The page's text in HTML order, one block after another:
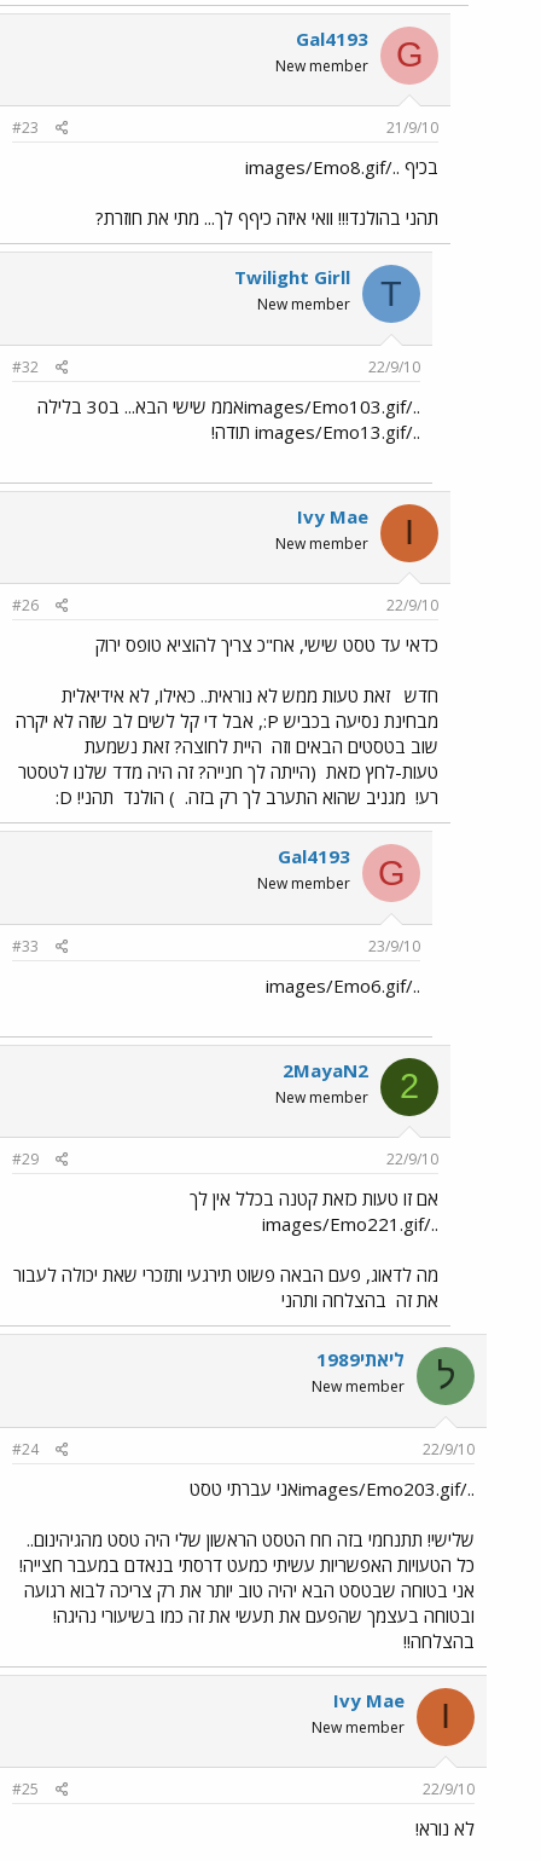
G
Gal4193
New member
21/9/10
#23
בכיף ../images/Emo8.gif
תהני בהולנד!!! וואי איזה כיףף לך... מתי את חוזרת?
T
Twilight Girll
New member
22/9/10
#32
../images/Emo103.gifאממ שישי הבא... ב30 בלילה
../images/Emo13.gif תודה!
I
Ivy Mae
New member
22/9/10
#26
כדאי עד טסט שישי, אח"כ צריך להוציא טופס ירוק
חדש זאת טעות ממש לא נוראית.. כאילו, לא אידיאלית
מבחינת נסיעה בכביש P:, אבל די קל לשים לב שזה לא יקרה
שוב בטסטים הבאים וזה היית לחוצה? זאת נשמעת
טעות-לחץ כזאת (הייתה לך חנייה? זה היה מדד שלנו לטסטר
רע! מגניב שהוא התערב לך רק בזה. ) הולנד תהני! D:
G
Gal4193
New member
23/9/10
#33
../images/Emo6.gif
2
2MayaN2
New member
22/9/10
#29
אם זו טעות כזאת קטנה בכלל אין לך
../images/Emo221.gif
מה לדאוג, פעם הבאה פשוט תירגעי ותזכרי שאת יכולה לעבור
את זה בהצלחה ותהני
ל ליאתי1989
New member
22/9/10
#24
../images/Emo203.gifאני עברתי טסט
שלישי! תתנחמי בזה חח הטסט הראשון שלי היה טסט מהגיהינום..
כל הטעויות האפשריות עשיתי כמעט דרסתי בנאדם במעבר חצייה!
אני בטוחה שבטסט הבא יהיה טוב יותר את רק צריכה לבוא רגועה
ובטוחה בעצמך שהפעם את תעשי את זה כמו בשיעורי נהיגה!
בהצלחה!!
I
Ivy Mae
New member
22/9/10
#25
לא נורא!